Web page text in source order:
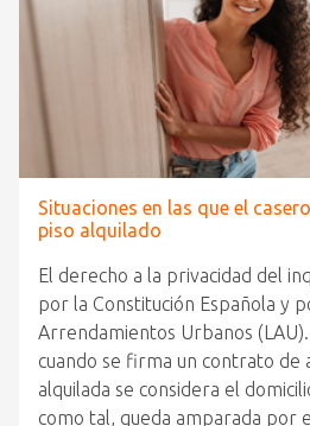
Situaciones en las que el
piso alquilado
El derecho a la privacidad del
por la Constitución Española y
Arrendamientos Urbanos
cuando se firma un contrato de
alquilada se considera el
como tal, queda amparada por